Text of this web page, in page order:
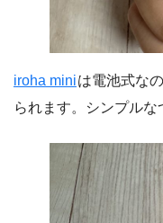
iroha miniは電池式な
られます。シンプルな